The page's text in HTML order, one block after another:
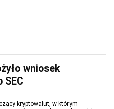
wniosek
SEC
kryptowalut, w którym